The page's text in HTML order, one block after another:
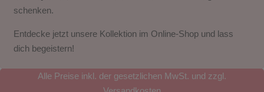
schenken.
Entdecke jetzt unsere Kollektion im Online-Shop und lass
dich begeistern!
Alle Preise inkl. der gesetzlichen MwSt. und zzgl.